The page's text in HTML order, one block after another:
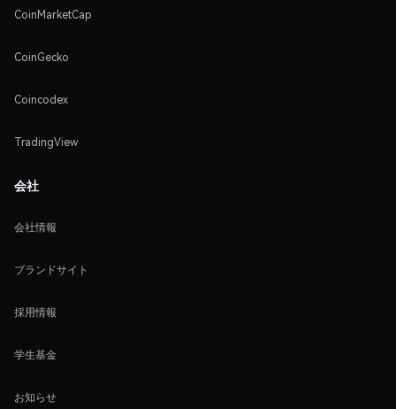
CoinMarketCap
CoinGecko
Coincodex
TradingView
会社
会社情報
ブランドサイト
採用情報
学生基金
お知らせ